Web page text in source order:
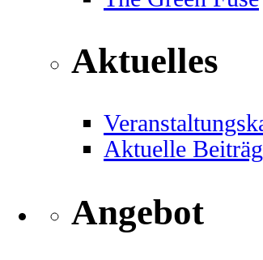
Aktuelles
Aktuelle
Angebot